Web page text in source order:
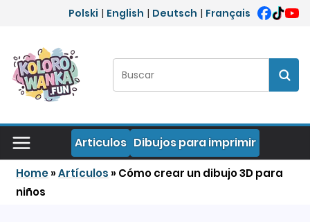
Saltar al contenido
Polski | English | Deutsch | Français
Articulos Dibujos para imprimir
Home»Artículos » Cómo crear un dibujo 3D para
niños